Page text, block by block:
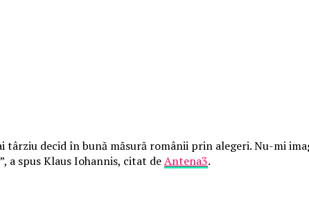
târziu decid în bună măsură românii prin alegeri. Nu-mi
a spus Klaus Iohannis, citat deAntena3.